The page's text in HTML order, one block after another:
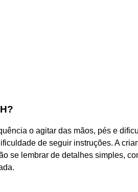
o agitar das mãos, pés e
de seguir instruções. A
se lembrar de detalhes simples,